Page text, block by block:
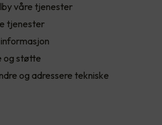
våre tjenester
tjenester
og støtte
og adressere tekniske